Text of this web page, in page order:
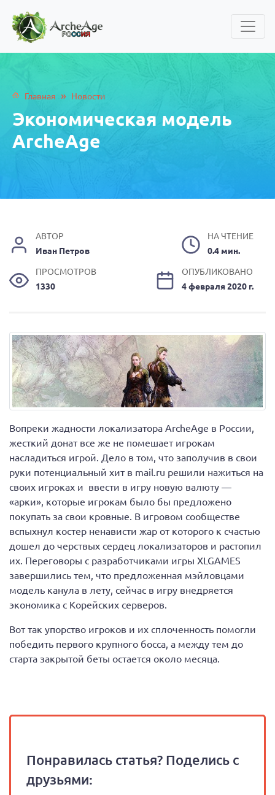
Главная » Новости
Экономическая модель
ArcheAge
АВТОР
Иван Петров
НА ЧТЕНИЕ
0.4 мин.
ПРОСМОТРОВ
1330
ОПУБЛИКОВАНО
4 февраля 2020 г.
Вопреки жадности локализатора ArcheAge в России,
жесткий донат все же не помешает игрокам
насладиться игрой. Дело в том, что заполучив в свои
руки потенциальный хит в mail.ru решили нажиться на
своих игроках и ввести в игру новую валюту —
«арки», которые игрокам было бы предложено
покупать за свои кровные. В игровом сообществе
вспыхнул костер ненависти жар от которого к счастью
дошел до черствых сердец локализаторов и растопил
их. Переговоры с разработчиками игры XLGAMES
завершились тем, что предложенная мэйловцами
модель канула в лету, сейчас в игру внедряется
экономика с Корейских серверов.
Вот так упорство игроков и их сплоченность помогли
победить первого крупного босса, а между тем до
старта закрытой беты остается около месяца.
Понравилась статья? Поделись с
друзьями: